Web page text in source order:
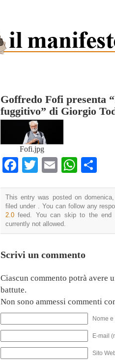
Goffredo Fofi presenta
fuggitivo” di Giorgio
Fofi.jpg
Facebook
TwitterEmail
This entry was posted on
filed under . You can follow any
2.0 feed. You can skip to the end
currently not allowed.
Scrivi un commento
Ciascun commento potrà avere
battute.
Non sono ammessi commenti
Nome
E-mail
Sito